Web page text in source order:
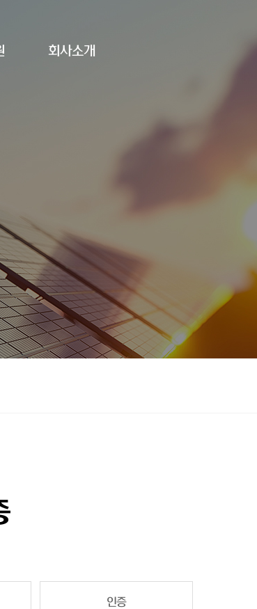
회사소개
인증